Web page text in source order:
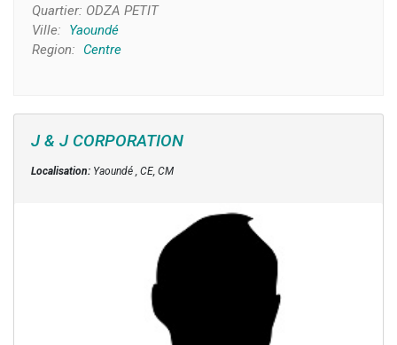
Quartier: ODZA PETIT
Ville:
Yaoundé
Region:
Centre
J & J CORPORATION
Localisation:Yaoundé , CE, CM